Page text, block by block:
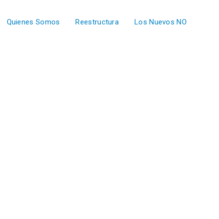
Quienes Somos Reestructura Los Nuevos NO